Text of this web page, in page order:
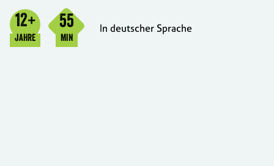
12+
JAHRE
55
MIN
In deutscher Sprache